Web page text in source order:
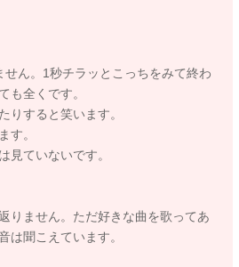
せん。1秒チラッとこっちをみて終わ
も全くです。
りすると笑います。
す。
見ていないです。
りません。ただ好きな曲を歌ってあ
は聞こえています。